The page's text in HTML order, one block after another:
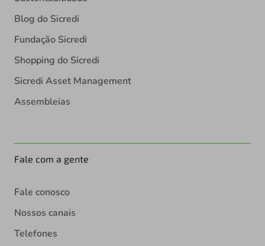
Blog do Sicredi
Fundação Sicredi
Shopping do Sicredi
Sicredi Asset Management
Assembleias
Fale com a gente
Fale conosco
Nossos canais
Telefones